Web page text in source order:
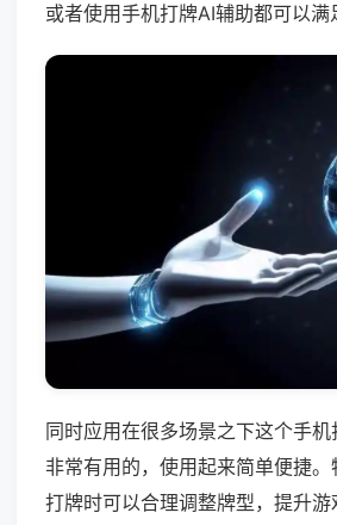
或者使用手机打牌AI辅助都可以满
同时应用在很多场景之下这个手
非常有用的，使用起来简单便捷
打牌时可以合理调整牌型，提升